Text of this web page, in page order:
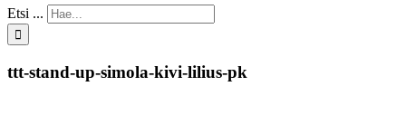
Etsi ...
ttt-stand-up-simola-kivi-lilius-pk